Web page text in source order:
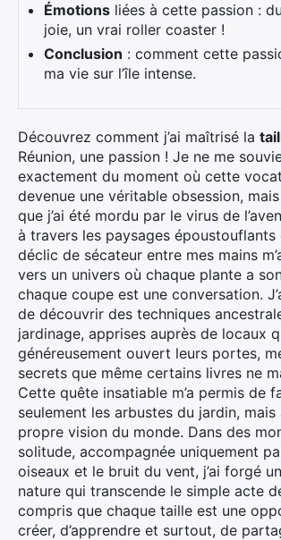
Émotions liées à cette passion :
joie, un vrai roller coaster !
Conclusion : comment cette
ma vie sur l’île intense.
Découvrez comment j’ai maîtrisé la
Réunion, une passion ! Je ne me
exactement du moment où cette
devenue une véritable obsession,
que j’ai été mordu par le virus de
à travers les paysages époustouflants
déclic de sécateur entre mes mains
vers un univers où chaque plante a
chaque coupe est une conversation.
de découvrir des techniques
jardinage, apprises auprès de locaux
généreusement ouvert leurs portes,
secrets que même certains livres ne
Cette quête insatiable m’a permis de
seulement les arbustes du jardin, mais
propre vision du monde. Dans des
solitude, accompagnée uniquement
oiseaux et le bruit du vent, j’ai forgé
nature qui transcende le simple acte
compris que chaque taille est une
créer, d’apprendre et surtout, de